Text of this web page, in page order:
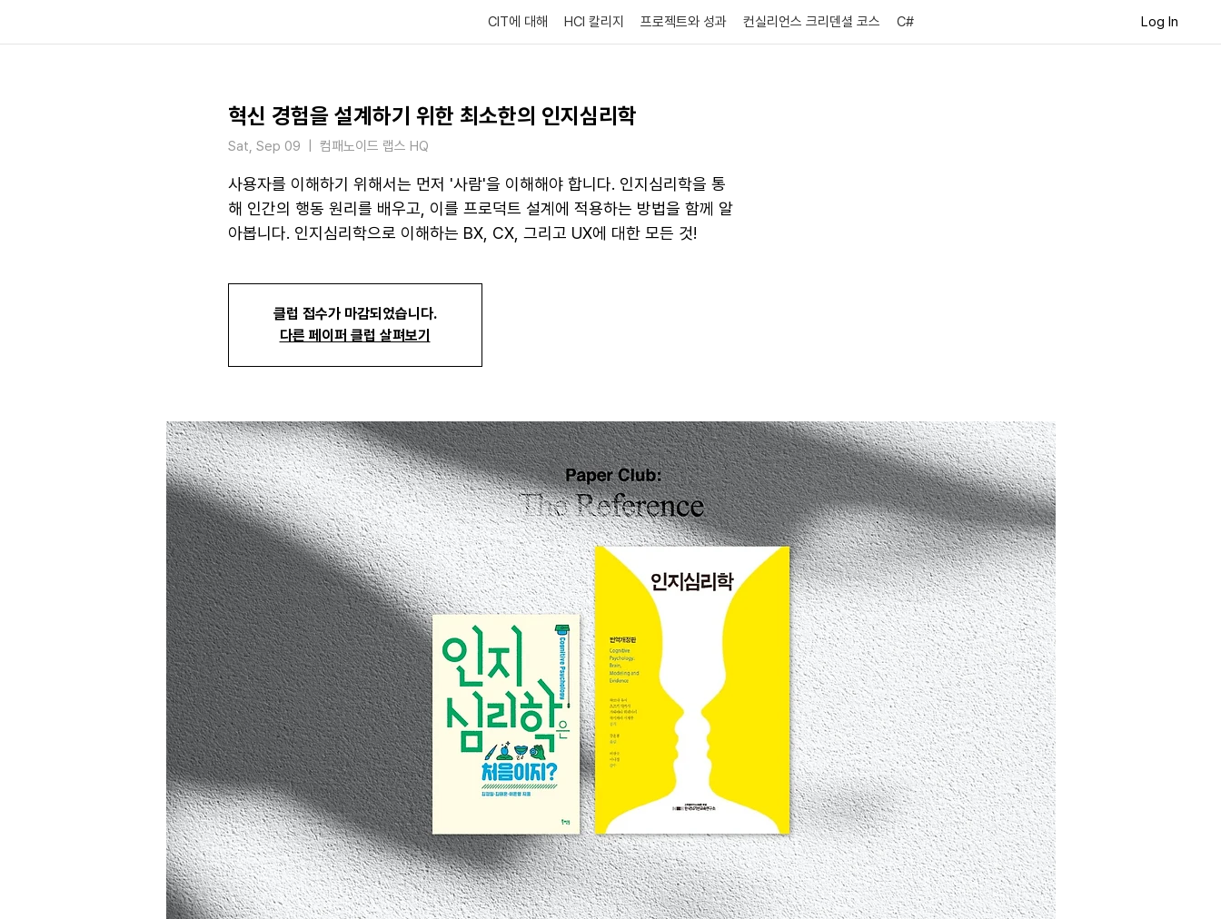
CIT에 대해 HCI 칼리지 프로젝트와 성과 컨실리언스 크리덴셜 코스 C# Log In
혁신 경험을 설계하기 위한 최소한의 인지심리학
Sat, Sep 09 컴패노이드 랩스 HQ
사용자를 이해하기 위해서는 먼저 '사람'을 이해해야 합니다. 인지심리학을 통
해 인간의 행동 원리를 배우고, 이를 프로덕트 설계에 적용하는 방법을 함께 알
아봅니다. 인지심리학으로 이해하는 BX, CX, 그리고 UX에 대한 모든 것!
클럽 접수가 마감되었습니다.
다른 페이퍼 클럽 살펴보기